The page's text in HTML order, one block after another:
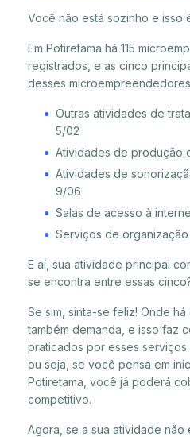
Você não está sozinho e isso
Em Potiretama há 115
registrados, e as cinco
desses
Outras atividades de
5/02
Atividades de produção
Atividades de
9/06
Salas de acesso à
Serviços de
E aí, sua atividade principal
se encontra entre essas
Se sim, sinta-se feliz! Onde
também demanda, e isso faz
praticados por esses serviços
ou seja, se você pensa em
Potiretama, você já poderá
competitivo.
Agora, se a sua atividade não